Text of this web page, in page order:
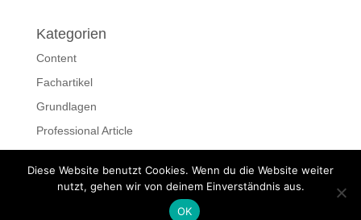
Kategorien
Content
Fachartikel
Grundlagen
Professional Article
Schreiben
Diese Website benutzt Cookies. Wenn du die Website weiter
nutzt, gehen wir von deinem Einverständnis aus.
OK